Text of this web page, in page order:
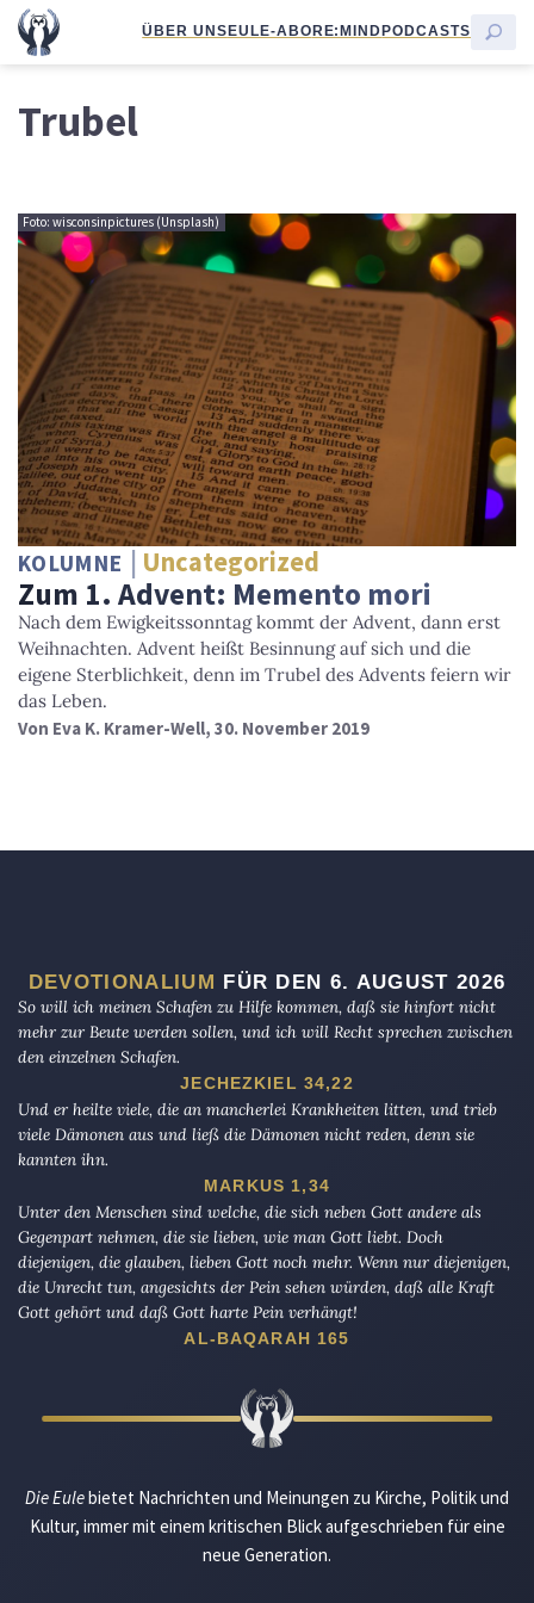
ÜBER UNSEULE-ABORE:MINDPODCASTS
Trubel
Foto: wisconsinpictures (Unsplash)
KOLUMNE Uncategorized
Zum 1. Advent: Memento mori
Nach dem Ewigkeitssonntag kommt der Advent, dann erst
Weihnachten. Advent heißt Besinnung auf sich und die
eigene Sterblichkeit, denn im Trubel des Advents feiern wir
das Leben.
Von Eva K. Kramer-Well, 30. November 2019
DEVOTIONALIUM
FÜR DEN 6. AUGUST 2026
So will ich meinen Schafen zu Hilfe kommen, daß sie hinfort nicht
mehr zur Beute werden sollen, und ich will Recht sprechen zwischen
den einzelnen Schafen.
JECHEZKIEL 34,22
Und er heilte viele, die an mancherlei Krankheiten litten, und trieb
viele Dämonen aus und ließ die Dämonen nicht reden, denn sie
kannten ihn.
MARKUS 1,34
Unter den Menschen sind welche, die sich neben Gott andere als
Gegenpart nehmen, die sie lieben, wie man Gott liebt. Doch
diejenigen, die glauben, lieben Gott noch mehr. Wenn nur diejenigen,
die Unrecht tun, angesichts der Pein sehen würden, daß alle Kraft
Gott gehört und daß Gott harte Pein verhängt!
AL-BAQARAH 165
Die Eulebietet Nachrichten und Meinungen zu Kirche, Politik und
Kultur, immer mit einem kritischen Blick aufgeschrieben für eine
neue Generation.